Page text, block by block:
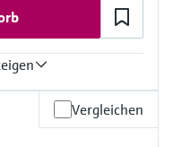
Vergleichen